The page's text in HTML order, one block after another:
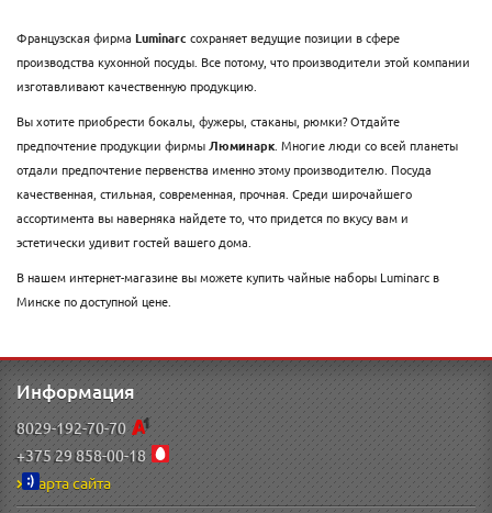
Французская фирма Luminarc сохраняет ведущие позиции в сфере
производства кухонной посуды. Все потому, что производители этой компании
изготавливают качественную продукцию.
Вы хотите приобрести бокалы, фужеры, стаканы, рюмки? Отдайте
предпочтение продукции фирмы Люминарк . Многие люди со всей планеты
отдали предпочтение первенства именно этому производителю. Посуда
качественная, стильная, современная, прочная. Среди широчайшего
ассортимента вы наверняка найдете то, что придется по вкусу вам и
эстетически удивит гостей вашего дома.
В нашем интернет-магазине вы можете купить чайные наборы Luminarc в
Минске по доступной цене.
Информация
8029-192-70-70
+375 29 858-00-18
Карта сайта